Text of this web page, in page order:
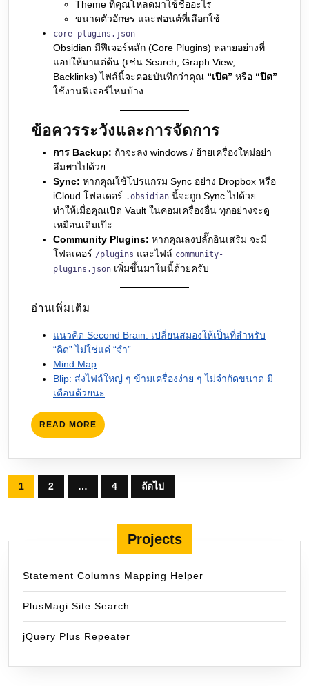
Theme ที่คุณโหลดมาใช้ชื่ออะไร
ขนาดตัวอักษร และฟอนต์ที่เลือกใช้
core-plugins.json
Obsidian มีฟีเจอร์หลัก (Core Plugins) หลายอย่างที่
แอปให้มาแต่ต้น (เช่น Search, Graph View,
Backlinks) ไฟล์นี้จะคอยบันทึกว่าคุณ “เปิด” หรือ “ปิด”
ใช้งานฟีเจอร์ไหนบ้าง
ข้อควรระวังและการจัดการ
การ Backup: ถ้าจะลง windows / ย้ายเครื่องใหม่อย่า
ลืมพาไปด้วย
Sync: หากคุณใช้โปรแกรม Sync อย่าง Dropbox หรือ
iCloud โฟลเดอร์ .obsidian นี้จะถูก Sync ไปด้วย
ทำให้เมื่อคุณเปิด Vault ในคอมเครื่องอื่น ทุกอย่างจะดู
เหมือนเดิมเป๊ะ
Community Plugins: หากคุณลงปลั๊กอินเสริม จะมี
โฟลเดอร์ /plugins และไฟล์ community-
plugins.json เพิ่มขึ้นมาในนี้ด้วยครับ
อ่านเพิ่มเติม
แนวคิด Second Brain: เปลี่ยนสมองให้เป็นที่สำหรับ
“คิด” ไม่ใช่แค่ “จำ”
Mind Map
Blip: ส่งไฟล์ใหญ่ ๆ ข้ามเครื่องง่าย ๆ ไม่จำกัดขนาด มี
เตือนด้วยนะ
READ MORE READ
MORE
Posts
pagination
1 2 … 4 ถัดไป
Projects
Statement Columns Mapping Helper
PlusMagi Site Search
jQuery Plus Repeater